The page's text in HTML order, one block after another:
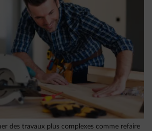
des travaux plus complexes comme refaire